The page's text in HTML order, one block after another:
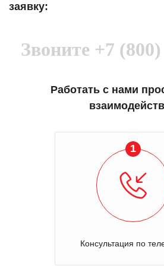
заявку:
Звоните +7
Работать с нами
1
Консультация по